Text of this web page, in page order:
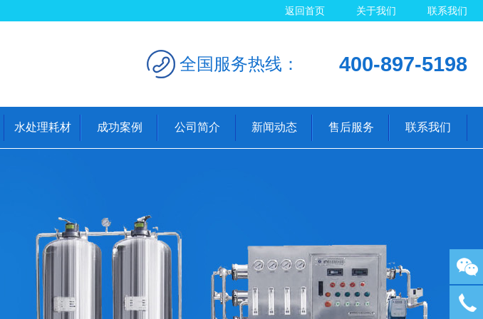
返回首页 关于我们 联系我们
全国服务热线： 400-897-5198
水处理耗材 成功案例 公司简介 新闻动态 售后服务 联系我们